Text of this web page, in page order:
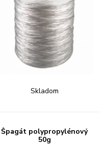
Skladom
Špagát polypropylénový
50g